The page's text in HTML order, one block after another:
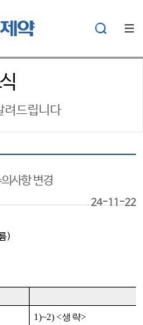
려드립니다
사항 변경
24-11-22
)
1)~2) <생략>